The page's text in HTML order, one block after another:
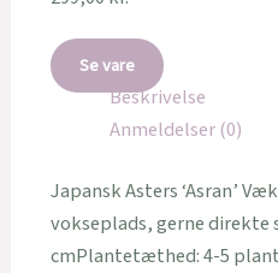
Se vare
Beskrivelse
Anmeldelser (0)
Japansk Asters ‘Asran’
vokseplads, gerne direkte
cmPlantetæthed: 4-5